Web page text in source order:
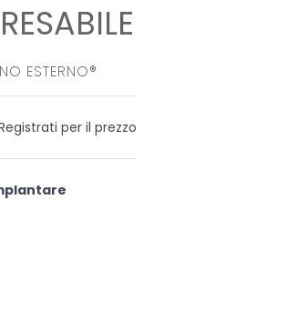
ESTERNO®
per il prezzo